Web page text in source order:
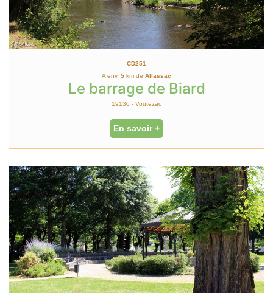
CD251
A env. 5 km de Allassac
Le barrage de Biard
19130 - Voutezac
En savoir +